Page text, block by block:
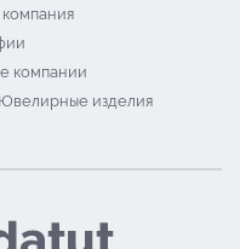
компании
Ювелирные изделия